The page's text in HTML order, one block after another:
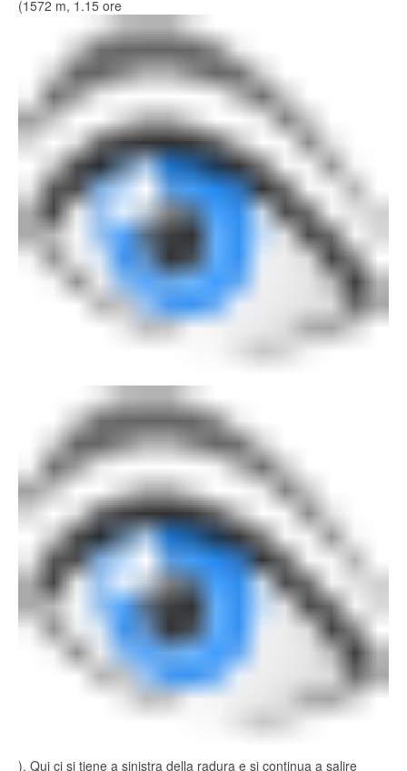
(1572 m, 1.15 ore
). Qui ci si tiene a sinistra della radura e si continua a salire